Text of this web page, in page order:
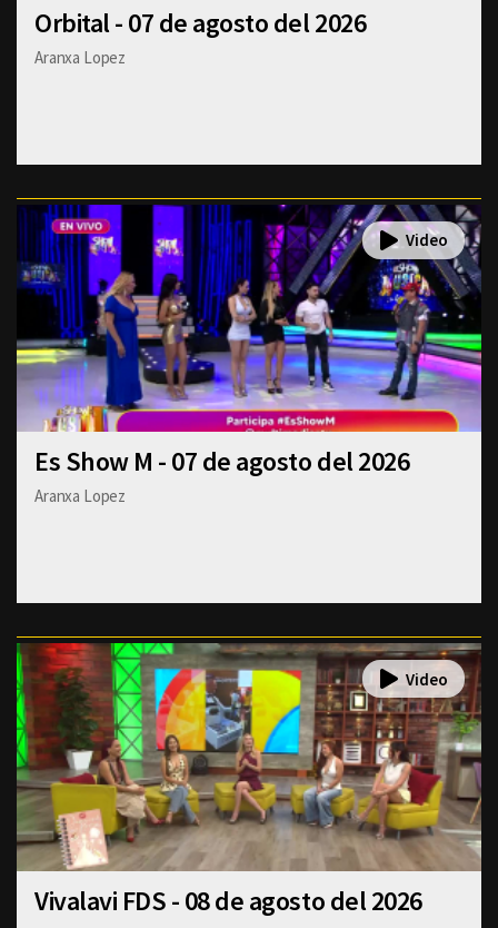
Orbital - 07 de agosto del 2026
Aranxa Lopez
Es Show M - 07 de agosto del 2026
Aranxa Lopez
Vivalavi FDS - 08 de agosto del 2026